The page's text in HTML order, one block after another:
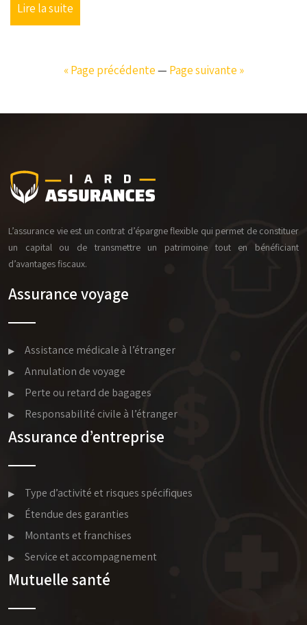
Lire la suite
« Page précédente— Page suivante »
L’assurance vie est un contrat d’épargne flexible qui permet de constituer
un capital ou de transmettre un patrimoine tout en bénéficiant
d’avantages fiscaux.
Assurance voyage
Assistance médicale à l’étranger
Annulation de voyage
Perte ou retard de bagages
Responsabilité civile à l’étranger
Assurance d’entreprise
Type d’activité et risques spécifiques
Étendue des garanties
Montants et franchises
Service et accompagnement
Mutuelle santé